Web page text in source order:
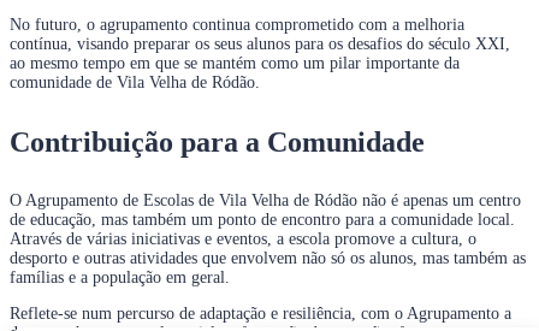
No futuro, o agrupamento continua comprometido com a melhoria
contínua, visando preparar os seus alunos para os desafios do século XXI,
ao mesmo tempo em que se mantém como um pilar importante da
comunidade de Vila Velha de Ródão.
Contribuição para a Comunidade
O Agrupamento de Escolas de Vila Velha de Ródão não é apenas um centro
de educação, mas também um ponto de encontro para a comunidade local.
Através de várias iniciativas e eventos, a escola promove a cultura, o
desporto e outras atividades que envolvem não só os alunos, mas também as
famílias e a população em geral.
Reflete-se num percurso de adaptação e resiliência, com o Agrupamento a